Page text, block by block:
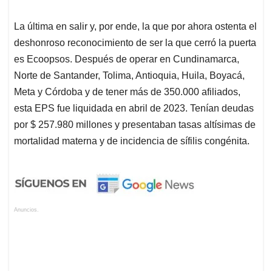
La última en salir y, por ende, la que por ahora ostenta el
deshonroso reconocimiento de ser la que cerró la puerta
es Ecoopsos. Después de operar en Cundinamarca,
Norte de Santander, Tolima, Antioquia, Huila, Boyacá,
Meta y Córdoba y de tener más de 350.000 afiliados,
esta EPS fue liquidada en abril de 2023. Tenían deudas
por $ 257.980 millones y presentaban tasas altísimas de
mortalidad materna y de incidencia de sífilis congénita.
Anuncios.